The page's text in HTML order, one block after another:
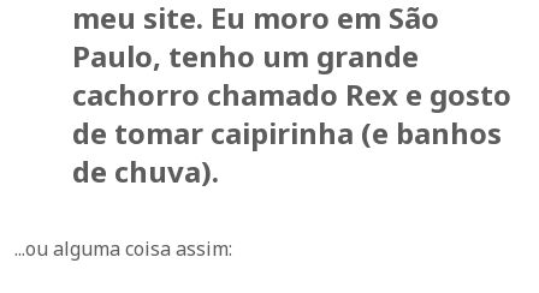
meu site. Eu moro em São
Paulo, tenho um grande
cachorro chamado Rex e gosto
de tomar caipirinha (e banhos
de chuva).
...ou alguma coisa assim: